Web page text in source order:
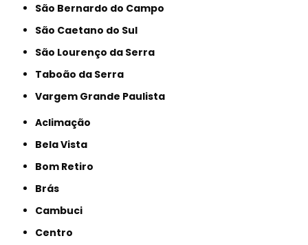
São Bernardo do Campo
São Caetano do Sul
São Lourenço da Serra
Taboão da Serra
Vargem Grande Paulista
Aclimação
Bela Vista
Bom Retiro
Brás
Cambuci
Centro